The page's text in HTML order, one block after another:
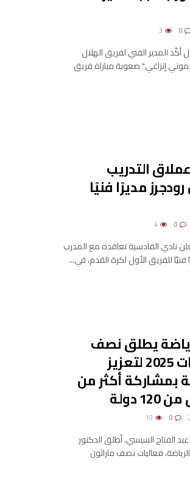
أكّد المدير الفني لفريق الهلال
إنزاغي" صعوبة مباراة فريق
التدريب
مديرًا فنيًا
نادي القادسية تعاقده مع المدرب
فنيًا للفريق الأول لكرة القدم، في...
يطلق نصف
ماراثون الأهرامات 2025 لتعزيز
بمشاركة أكثر من
الفتاح السيسي، أطلق الدكتور
فعاليات نصف ماراثون